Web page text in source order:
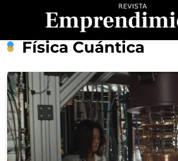
Física Cuántica